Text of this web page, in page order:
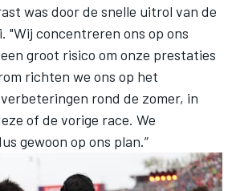
was door de snelle uitrol van de
"Wij concentreren ons op ons
groot risico om onze prestaties
richten we ons op het
rond de zomer, in
of de vorige race. We
gewoon op ons plan.”